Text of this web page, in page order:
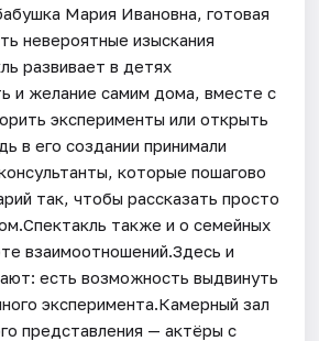
Мария Ивановна, готовая
невероятные изыскания
развивает в детях
и желание самим дома, вместе с
эксперименты или открыть
в его создании принимали
которые пошагово
так, чтобы рассказать просто
также и о семейных
взаимоотношений.Здесь и
есть возможность выдвинуть
эксперимента.Камерный зал
представления — актёры с